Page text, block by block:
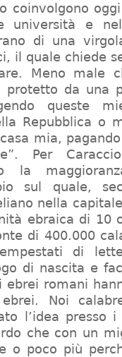
coinvolgono
università e
di una
il quale chiede
Meno male
da una
queste
Repubblica o
mia,
Per
la
sul quale,
nella
ebraica di 10
di 400.000
di
di nascita e
ebrei romani
Noi
l’idea presso
che con un
o poco più